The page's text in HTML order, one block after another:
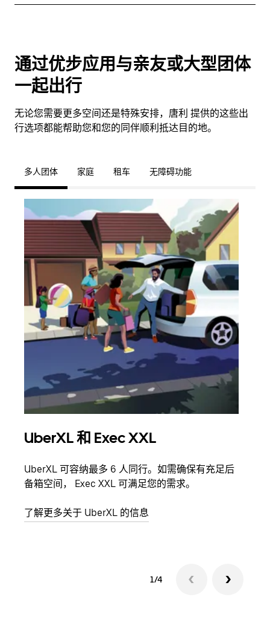
通过优步应用与亲友或大型团体
一起出行
无论您需要更多空间还是特殊安排，唐利 提供的这些出
行选项都能帮助您和您的同伴顺利抵达目的地。
多人团体 家庭 租车 无障碍功能
UberXL 和 Exec XXL
UberXL 可容纳最多 6 人同行。如需确保有充足后
备箱空间， Exec XXL 可满足您的需求。
了解更多关于 UberXL 的信息
1/4